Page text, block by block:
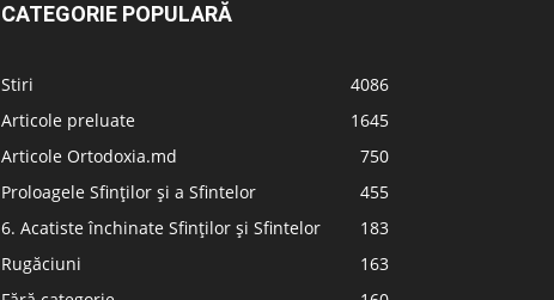
CATEGORIE POPULARĂ
Stiri
4086
Articole preluate
1645
Articole Ortodoxia.md
750
Proloagele Sfinților și a Sfintelor
455
6. Acatiste închinate Sfinților și Sfintelor
183
Rugăciuni
163